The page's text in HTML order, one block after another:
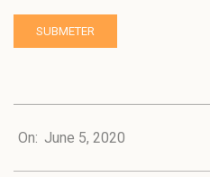
06-
On: June 5, 2020